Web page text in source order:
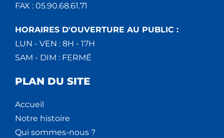
FAX : 05.90.68.61.71
HORAIRES D'OUVERTURE AU PUBLIC :
LUN - VEN : 8H - 17H
SAM - DIM : FERMÉ
PLAN DU SITE
Accueil
Notre histoire
Qui sommes-nous ?